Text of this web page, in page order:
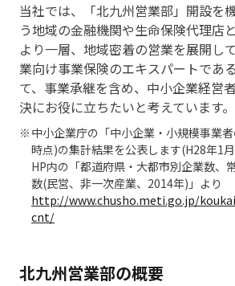
当社では、「北九州営業部」開設を
う地域の金融機関や生命保険代理店
より一層、地域密着の営業を展開し
業向け事業保険のエキスパートであ
て、事業承継を含め、中小企業経営
決にお役に立ちたいと考えています。
中小企業庁の「中小企業・小規模事業
時点)の集計結果を公表します(H28年1月
HP内の「都道府県・大都市別企業数、
数(民営、非一次産業、2014年)」より
http://www.chusho.meti.go.jp/
cnt/
北九州営業部の概要